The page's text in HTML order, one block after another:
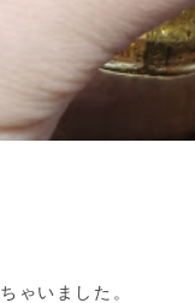
ゃいました。